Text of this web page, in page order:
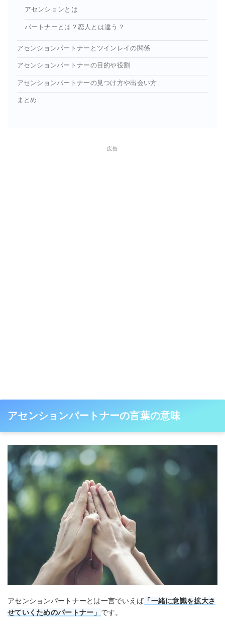
アセンションとは
パートナーとは？恋人とは違う？
アセンションパートナーとツインレイの関係
アセンションパートナーの目的や役割
アセンションパートナーの見つけ方や出会い方
まとめ
広告
アセンションパートナーの言葉の意味
アセンションパートナーとは一言でいえば 「一緒に意識を拡大さ
せていくためのパートナー」 です。